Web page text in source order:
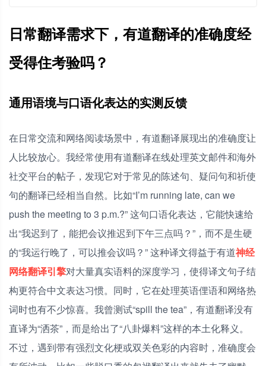
日常翻译需求下，有道翻译的准确度经
受得住考验吗？
通用语境与口语化表达的实测反馈
在日常交流和网络阅读场景中，有道翻译展现出的准确度让
人比较放心。我经常使用有道翻译在线处理英文邮件和海外
社交平台的帖子，发现它对于常见的陈述句、疑问句和祈使
句的翻译已经相当自然。比如“I’m running late, can we
push the meeting to 3 p.m.?” 这句口语化表达，它能快速给
出“我迟到了，能把会议推迟到下午三点吗？”，而不是生硬
的“我运行晚了，可以推会议吗？” 这种译文得益于有道神经
网络翻译引擎对大量真实语料的深度学习，使得译文句子结
构更符合中文表达习惯。同时，它在处理英语俚语和网络热
词时也有不少惊喜。我曾测试“spill the tea”，有道翻译没有
直译为“洒茶”，而是给出了“八卦爆料”这样的本土化释义。
不过，遇到带有强烈文化梗或双关色彩的内容时，准确度会